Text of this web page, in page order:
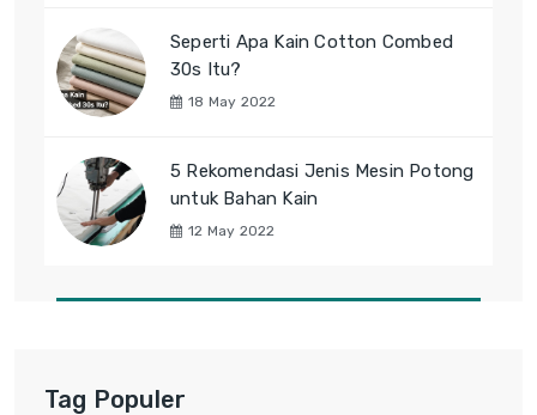
Seperti Apa Kain Cotton Combed
30s Itu?
18 May 2022
5 Rekomendasi Jenis Mesin Potong
untuk Bahan Kain
12 May 2022
Tag Populer